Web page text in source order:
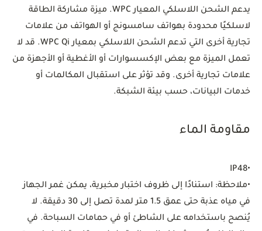
يدعم الشحن اللاسلكي المعيار WPC. ميزة مشاركة الطاقة
لاسلكيًا محدودة بهواتف سامسونج أو الهواتف من علامات
تجارية أخرى التي تدعم الشحن اللاسلكي بمعيار WPC Qi. قد لا
تعمل الميزة مع بعض الإكسسوارات أو الأغطية أو الأجهزة من
علامات تجارية أخرى. وقد تؤثر على استقبال المكالمات أو
خدمات البيانات، حسب بيئة الشبكة.
مقاومة الماء
•
IP48
•ملاحظة: استنادًا إلى ظروف اختبار مخبرية، يمكن غمر الجهاز
في مياه عذبة حتى عمق 1.5 متر لمدة تصل إلى 30 دقيقة. لا
يُنصح باستخدامه على الشاطئ أو في حمامات السباحة. في